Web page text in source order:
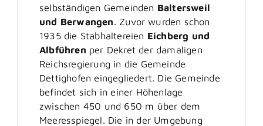
selbständigen Gemeinden Baltersweil
und Berwangen . Zuvor wurden schon
1935 die Stabhaltereien Eichberg und
Albführen per Dekret der damaligen
Reichsregierung in die Gemeinde
Dettighofen eingegliedert. Die Gemeinde
befindet sich in einer Höhenlage
zwischen 450 und 650 m über dem
Meeresspiegel. Die in der Umgebung